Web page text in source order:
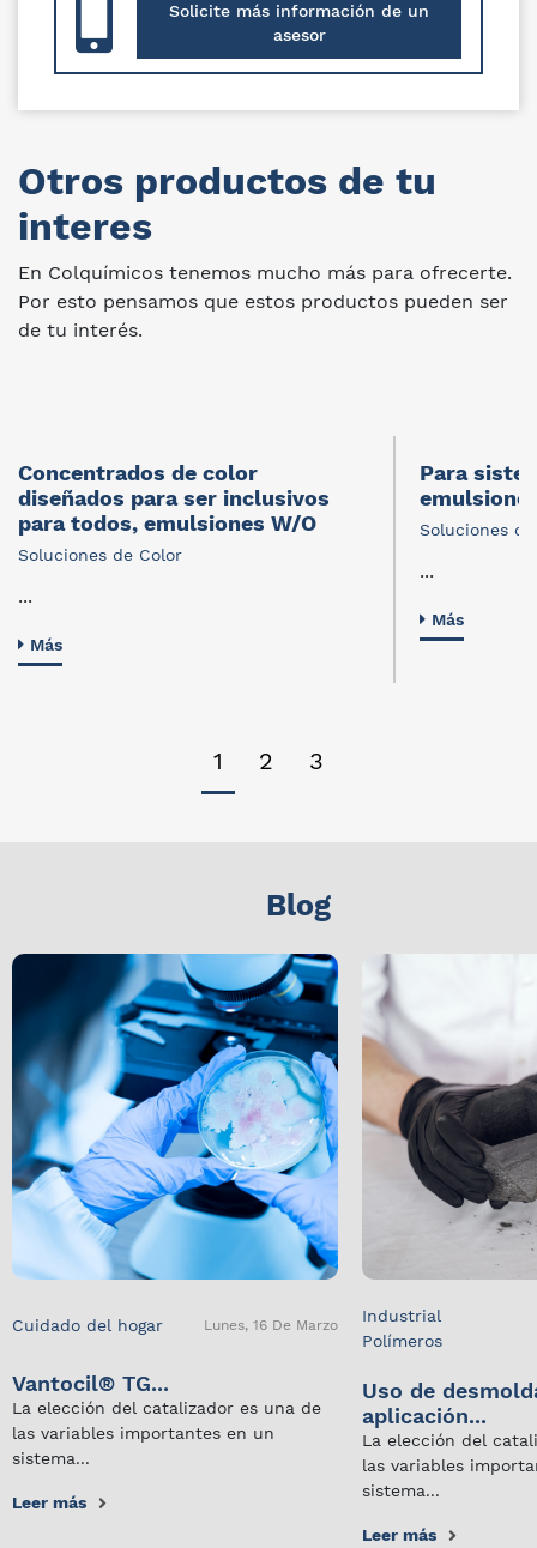
Solicite más información de un
asesor
Otros productos de tu
interes
En Colquímicos tenemos mucho más para ofrecerte.
Por esto pensamos que estos productos pueden ser
de tu interés.
Concentrados de color
diseñados para ser inclusivos
para todos, emulsiones W/O
Soluciones de Color
...
Más
Para
Soluciones
...
Más
1 2 3
Blog
Cuidado del hogar Lunes, 16 De Marzo
Vantocil® TG...
La elección del catalizador es una de
las variables importantes en un
sistema...
Leer más
Industrial
Polímeros
Uso de
aplicación...
La elección del
las variables
sistema...
Leer más